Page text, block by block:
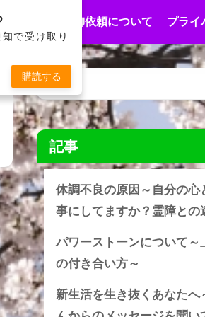
問い合わせ 御依頼について プライ
記事
体調不良の原因～自分の心
事にしてますか？霊障との
パワーストーンについて～
の付き合い方～
新生活を生き抜くあなたへ
で受け取り
購読する